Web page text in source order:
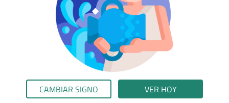
CAMBIAR SIGNO VER HOY